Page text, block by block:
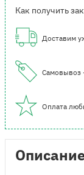
Как получить
Доставим
Самовывоз
Оплата